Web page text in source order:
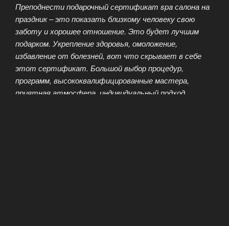
Преподнести подарочный сертификат spa салона на
праздник – это показать близкому человеку свою
заботу и хорошее отношение. Это будет лучшим
подарком. Укрепление здоровья, омоложение,
избавление от болезней, вот что скрывает в себе
этот сертификат. Большой выбор процедур,
программ, высококвалифицированные мастера,
приятная атмосфера, индивидуальный подход,